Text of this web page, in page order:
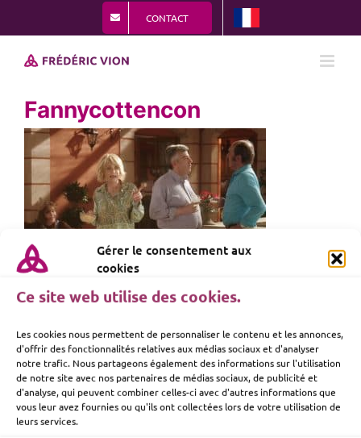
Gérer le consentement aux
cookies
Ce site web utilise des cookies.
Les cookies nous permettent de personnaliser le contenu et les annonces,
d'offrir des fonctionnalités relatives aux médias sociaux et d'analyser
notre trafic. Nous partageons également des informations sur l'utilisation
de notre site avec nos partenaires de médias sociaux, de publicité et
d'analyse, qui peuvent combiner celles-ci avec d'autres informations que
vous leur avez fournies ou qu'ils ont collectées lors de votre utilisation de
leurs services.
au
contenu
CONTACT
Fannycottencon
ME SUIVRE